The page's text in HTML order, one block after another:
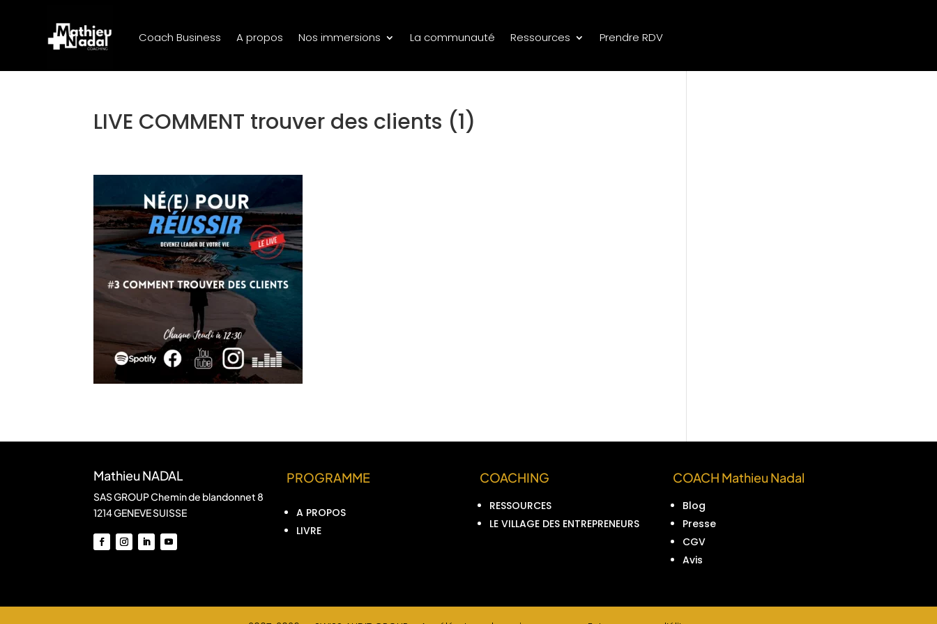
Coach Business A propos Nos immersions La communauté Ressources Prendre RDV
LIVE COMMENT trouver des clients (1)
Mathieu NADAL
SAS GROUP Chemin de blandonnet 8
1214 GENEVE SUISSE
PROGRAMME
A PROPOS
LIVRE
COACHING
RESSOURCES
LE VILLAGE DES ENTREPRENEURS
COACH Mathieu Nadal
Blog
Presse
CGV
Avis